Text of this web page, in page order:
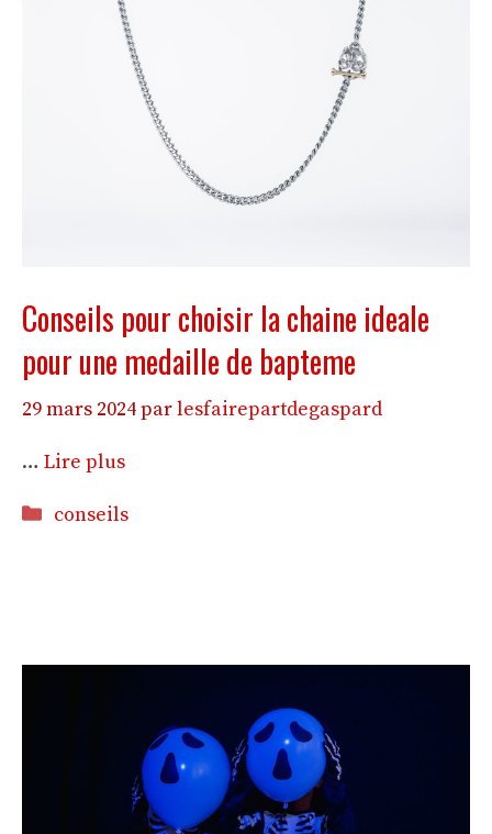
Conseils pour choisir la chaine ideale
pour une medaille de bapteme
29 mars 2024parlesfairepartdegaspard
… Lire plus
Catégories
conseils